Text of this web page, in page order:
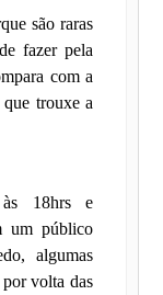
são raras
fazer pela
com a
trouxe a
às 18hrs e
um público
algumas
volta das